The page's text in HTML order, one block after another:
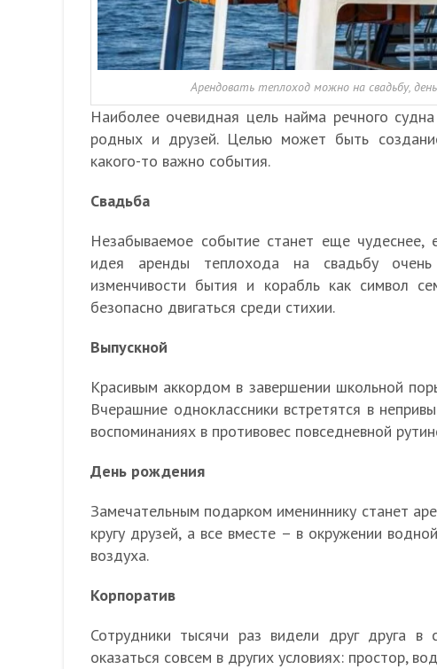
Арендовать теплоход можно на свадьбу,
Наиболее очевидная цель найма речного
родных и друзей. Целью может быть
какого-то важно события.
Свадьба
Незабываемое событие станет еще чудеснее,
идея аренды теплохода на свадьбу
изменчивости бытия и корабль как символ
безопасно двигаться среди стихии.
Выпускной
Красивым аккордом в завершении школьной
Вчерашние одноклассники встретятся в
воспоминаниях в противовес повседневной
День рождения
Замечательным подарком имениннику станет
кругу друзей, а все вместе – в окружении
воздуха.
Корпоратив
Сотрудники тысячи раз видели друг друга в
оказаться совсем в других условиях: простор,